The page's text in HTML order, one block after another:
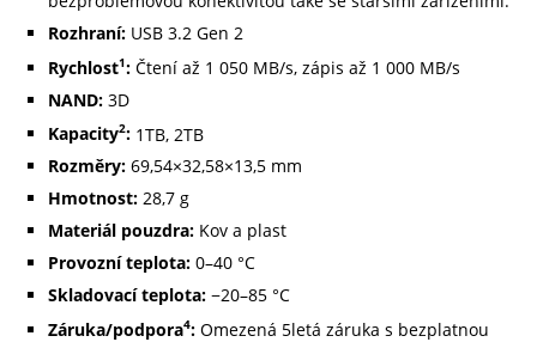
Rozhraní: USB 3.2 Gen 2
Rychlost1: Čtení až 1 050 MB/s, zápis až 1 000 MB/s
NAND: 3D
Kapacity2: 1TB, 2TB
Rozměry: 69,54×32,58×13,5 mm
Hmotnost: 28,7 g
Materiál pouzdra: Kov a plast
Provozní teplota: 0–40 °C
Skladovací teplota: −20–85 °C
Záruka/podpora4: Omezená 5letá záruka s bezplatnou